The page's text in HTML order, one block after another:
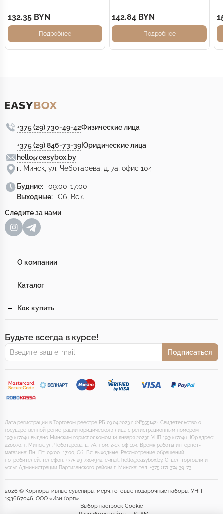
132.35 BYN
Подробнее
142.84 BYN
Подробнее
+375 (29) 730-49-42Физические лица
+375 (29) 846-73-39Юридические лица
hello@easybox.by
г. Минск, ул. Чеботарева, д. 7а, офис 104
Будние:
09:00-17:00
Выходные:
Сб, Вск.
Следите за нами
О компании
Каталог
Как купить
Будьте всегда в курсе!
Подписаться
Дата регистрации в Торговом реестре РБ 03.04.2023 г (№555142). Свидетельство о
государственной регистрации юридического лица с регистрационным номером
193667046 выдано Минским горисполкомом 18 января 2023г. УНП 193667046. Юр.адрес:
220070, г. Минск, ул. Чеботарева, д. 7А, пом. 2-13, оф 104. Время работы интернет-
магазина: Пн–Пт: 09:00–17:00, Сб–Вс: выходные. Рассмотрение обращений
потребителей, телефон: +375 29 7304942, e-mail: hello@easybox.by. Отдел торговли и
услуг Администрации Партизанского района г. Минска: тел. +375 (17) 374-39-73.
2026 © Корпоративные сувениры, мерч, готовые подарочные наборы. УНП
193667046, ООО «ИзиКорп».
Выбор настроек Cookie